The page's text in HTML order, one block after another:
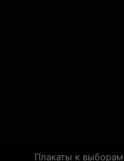
Плакаты к